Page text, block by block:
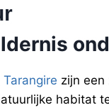
Tarangire zijn
habitat